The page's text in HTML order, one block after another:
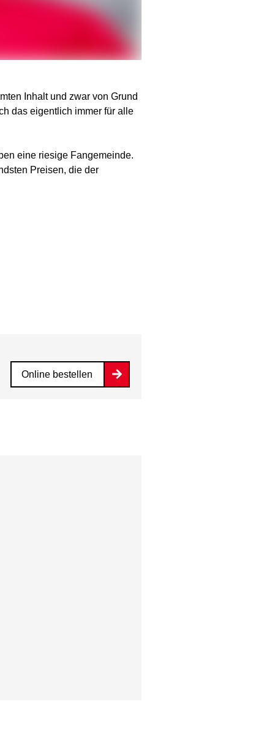
Inhalt und zwar von Grund
das eigentlich immer für alle
eine riesige Fangemeinde.
Preisen, die der
Online bestellen